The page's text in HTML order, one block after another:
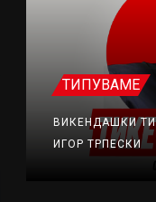
ТИПУВАМЕ
ВИКЕНДАШКИ
ИГОР ТРПЕСКИ